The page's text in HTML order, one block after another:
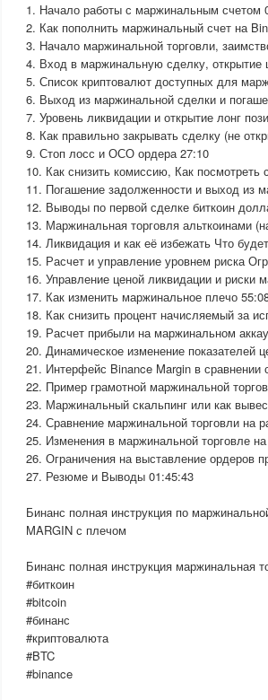
1. Начало работы с маржинальным счетом
2. Как пополнить маржинальный счет на
3. Начало маржинальной торговли,
4. Вход в маржинальную сделку, открытие
5. Список криптовалют доступных для
6. Выход из маржинальной сделки и
7. Уровень ликвидации и открытие лонг
8. Как правильно закрывать сделку (не
9. Стоп лосс и ОСО ордера 27:10
10. Как снизить комиссию, Как посмотреть
11. Погашение задолженности и выход из
12. Выводы по первой сделке биткоин
13. Маржинальная торговля альткоинами
14. Ликвидация и как её избежать Что
15. Расчет и управление уровнем риска
16. Управление ценой ликвидации и риски
17. Как изменить маржинальное плечо
18. Как снизить процент начисляемый за
19. Расчет прибыли на маржинальном
20. Динамическое изменение показателей
21. Интерфейс Binance Margin в сравнении
22. Пример грамотной маржинальной
23. Маржинальный скальпинг или как
24. Сравнение маржинальной торговли на
25. Изменения в маржинальной торговле
26. Ограничения на выставление ордеров
27. Резюме и Выводы 01:45:43
Бинанс полная инструкция по
MARGIN с плечом
Бинанс полная инструкция маржинальная
#биткоин
#bitcoin
#бинанс
#криптовалюта
#BTC
#binance